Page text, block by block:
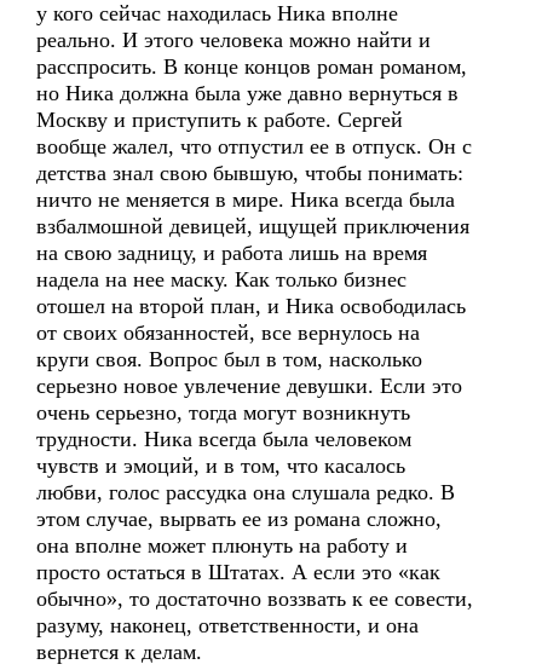
у кого сейчас находилась Ника вполне
реально. И этого человека можно найти и
расспросить. В конце концов роман романом,
но Ника должна была уже давно вернуться в
Москву и приступить к работе. Сергей
вообще жалел, что отпустил ее в отпуск. Он с
детства знал свою бывшую, чтобы понимать:
ничто не меняется в мире. Ника всегда была
взбалмошной девицей, ищущей приключения
на свою задницу, и работа лишь на время
надела на нее маску. Как только бизнес
отошел на второй план, и Ника освободилась
от своих обязанностей, все вернулось на
круги своя. Вопрос был в том, насколько
серьезно новое увлечение девушки. Если это
очень серьезно, тогда могут возникнуть
трудности. Ника всегда была человеком
чувств и эмоций, и в том, что касалось
любви, голос рассудка она слушала редко. В
этом случае, вырвать ее из романа сложно,
она вполне может плюнуть на работу и
просто остаться в Штатах. А если это «как
обычно», то достаточно воззвать к ее совести,
разуму, наконец, ответственности, и она
вернется к делам.